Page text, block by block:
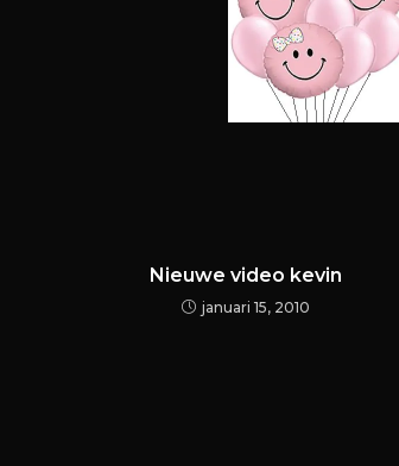
Nieuwe video kevin
januari 15, 2010